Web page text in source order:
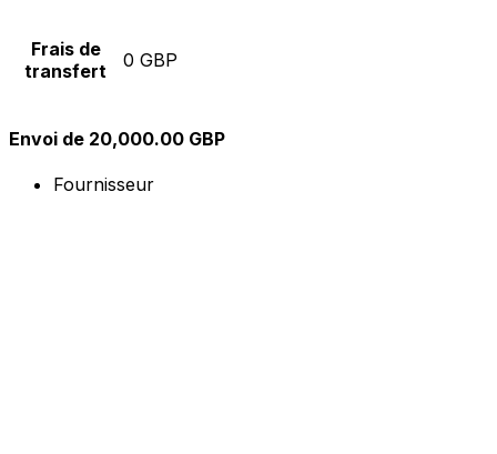
Frais de
transfert
0 GBP
Envoi de 20,000.00 GBP
Fournisseur